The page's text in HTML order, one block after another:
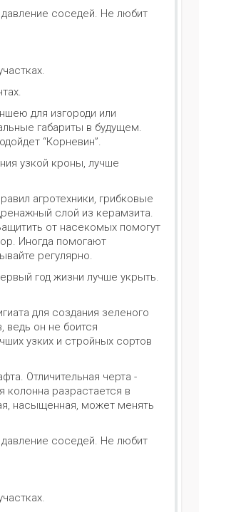
соседей. Не любит
для изгороди или
габариты в будущем.
“Корневин”.
узкой кроны, лучше
агротехники, грибковые
слой из керамзита.
от насекомых помогут
Иногда помогают
регулярно.
год жизни лучше укрыть.
для создания зеленого
ведь он не боится
узких и стройных сортов
Отличительная черта -
колонна разрастается в
насыщенная, может менять
соседей. Не любит